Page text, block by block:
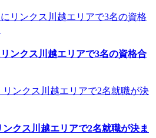
リンクス川越エリアで3名の資格合
ンクス川越エリアで2名就職が決ま